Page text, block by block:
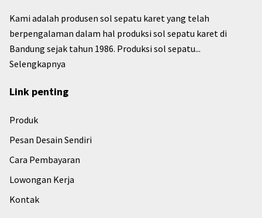
Kami adalah produsen sol sepatu karet yang telah
berpengalaman dalam hal produksi sol sepatu karet di
Bandung sejak tahun 1986. Produksi sol sepatu...
Selengkapnya
Link penting
Produk
Pesan Desain Sendiri
Cara Pembayaran
Lowongan Kerja
Kontak